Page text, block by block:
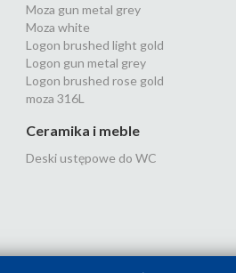
Moza gun metal grey
Moza white
Logon brushed light gold
Logon gun metal grey
Logon brushed rose gold
moza 316L
Ceramika i meble
Deski ustępowe do WC